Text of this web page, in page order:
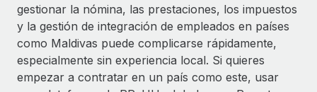
gestionar la nómina, las prestaciones, los impuestos
y la gestión de integración de empleados en países
como Maldivas puede complicarse rápidamente,
especialmente sin experiencia local. Si quieres
empezar a contratar en un país como este, usar